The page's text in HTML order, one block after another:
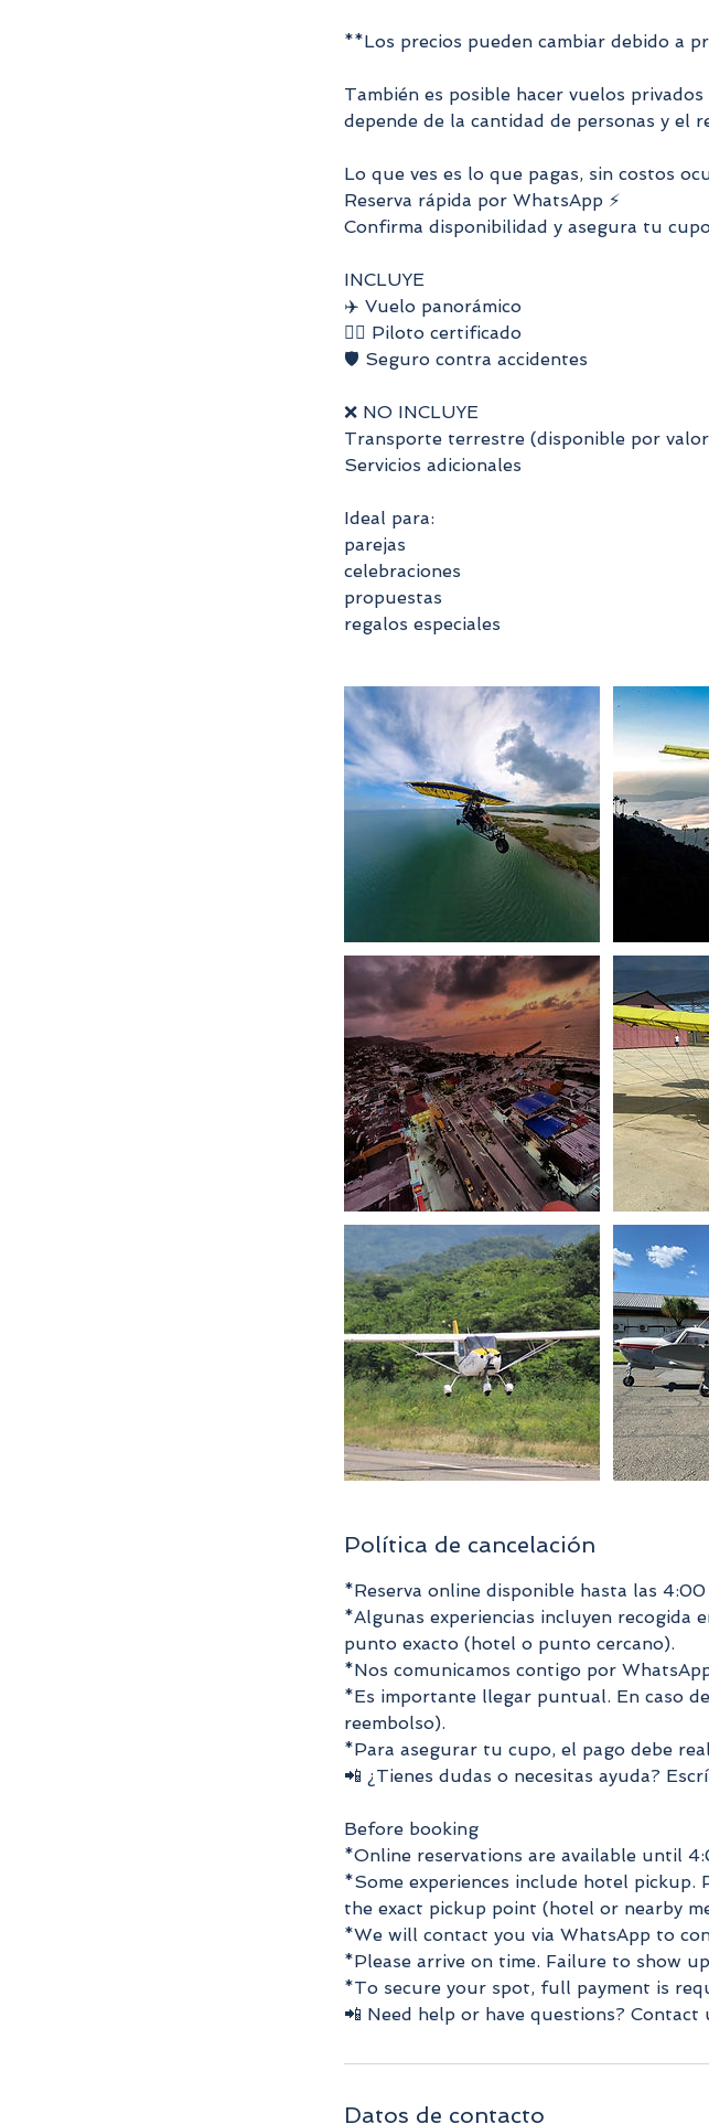
**Los precios pueden cambiar debido a
También es posible hacer vuelos
depende de la cantidad de personas y el
Lo que ves es lo que pagas, sin costos
Reserva rápida por WhatsApp ⚡
Confirma disponibilidad y asegura tu
INCLUYE
✈️ Vuelo panorámico
🧑‍✈️ Piloto certificado
🛡 Seguro contra accidentes
❌ NO INCLUYE
Transporte terrestre (disponible por
Servicios adicionales
Ideal para:
parejas
celebraciones
propuestas
Política de cancelación
*Reserva online disponible hasta las
*Algunas experiencias incluyen recogida
punto exacto (hotel o punto cercano).
*Nos comunicamos contigo por
*Es importante llegar puntual. En caso
reembolso).
*Para asegurar tu cupo, el pago debe
📲 ¿Tienes dudas o necesitas ayuda?
Before booking
*Online reservations are available until
*Some experiences include hotel
the exact pickup point (hotel or nearby
*We will contact you via WhatsApp to
*Please arrive on time. Failure to show
*To secure your spot, full payment is
📲 Need help or have questions?
Datos de contacto